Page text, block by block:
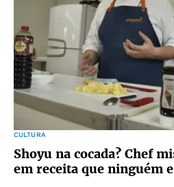
CULTURA
Shoyu na cocada? Chef
em receita que ninguém